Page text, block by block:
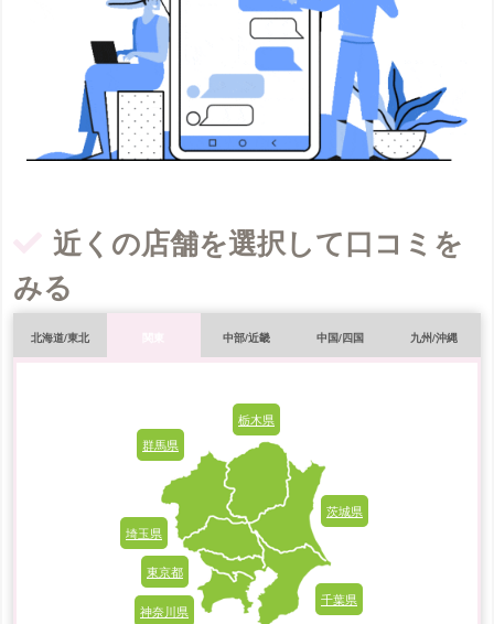
湘南美容クリニック（メンズ）の口コミ
をもっと見る
近くの店舗を選択して口コミを
みる
北海道/東北 中部/近畿 中国/四国 九州/沖縄
茨城県
栃木県
群馬県
埼玉県
千葉県
東京都
神奈川県